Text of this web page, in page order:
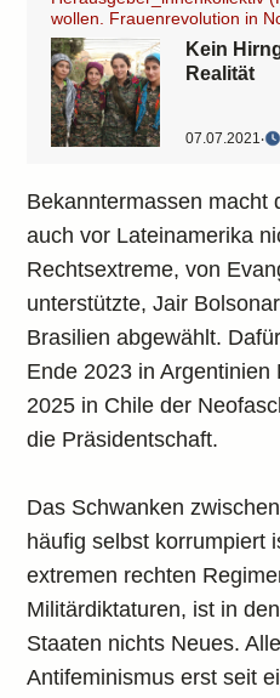
wollen. Frauenrevolution in
Kein
Realität
07.07.2021‧
Bekanntermassen macht
auch vor Lateinamerika
Rechtsextreme, von
unterstützte, Jair
Brasilien abgewählt.
Ende 2023 in
2025 in Chile der
die Präsidentschaft.
Das Schwanken
häufig selbst korrumpiert
extremen rechten
Militärdiktaturen, ist in
Staaten nichts Neues.
Antifeminismus erst seit